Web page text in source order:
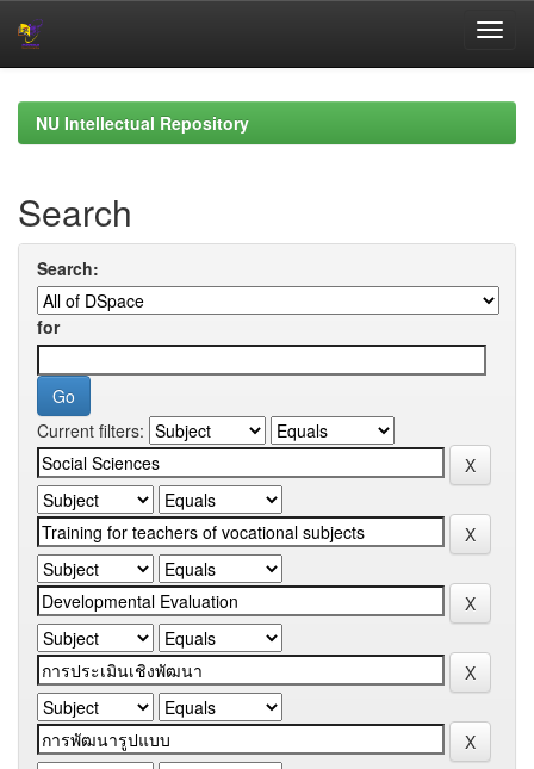
navigationNU Intellectual Repository
Search
Search:
for
Current filters: